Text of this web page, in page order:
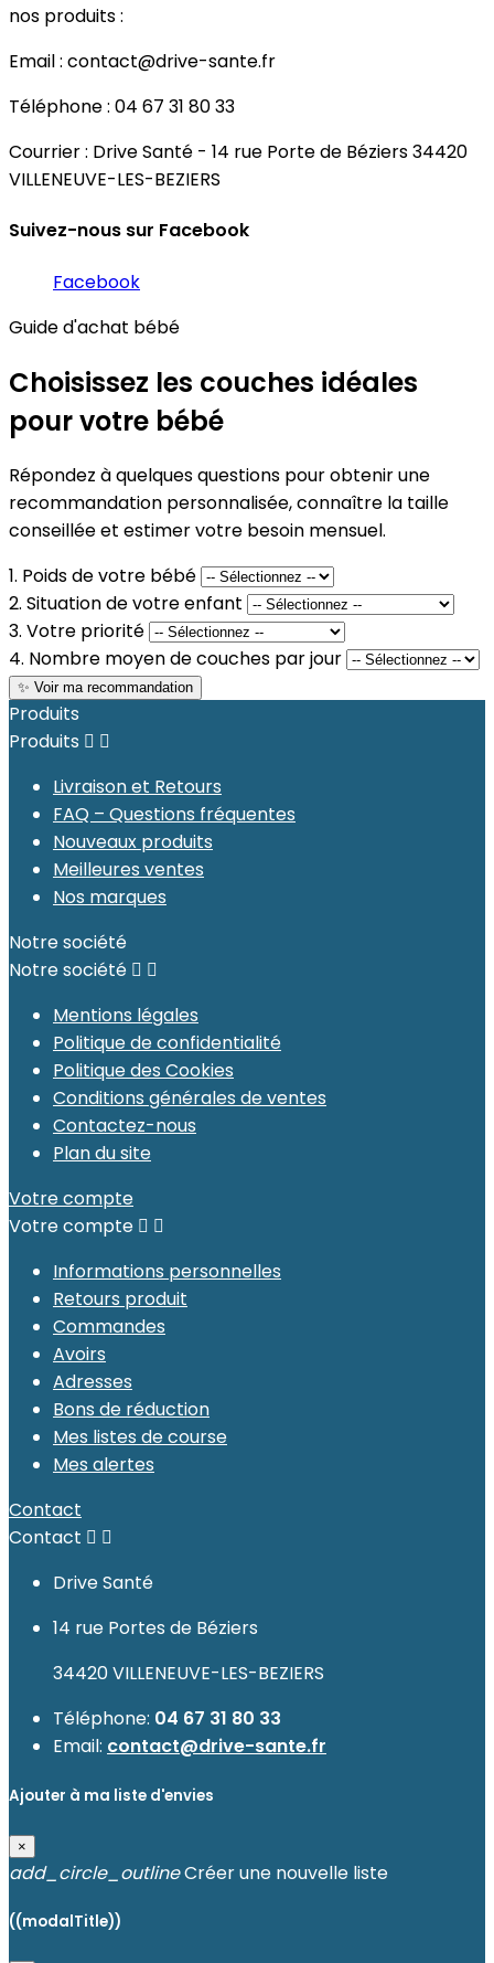
nos produits :
Email : contact@drive-sante.fr
Téléphone : 04 67 31 80 33
Courrier : Drive Santé - 14 rue Porte de Béziers 34420
VILLENEUVE-LES-BEZIERS
Suivez-nous sur Facebook
Facebook
Guide d'achat bébé
Choisissez les couches idéales
pour votre bébé
Répondez à quelques questions pour obtenir une
recommandation personnalisée, connaître la taille
conseillée et estimer votre besoin mensuel.
1. Poids de votre bébé
2. Situation de votre enfant
3. Votre priorité
4. Nombre moyen de couches par jour
✨ Voir ma recommandation
Produits
Produits  
Livraison et Retours
FAQ – Questions fréquentes
Nouveaux produits
Meilleures ventes
Nos marques
Notre société
Notre société  
Mentions légales
Politique de confidentialité
Politique des Cookies
Conditions générales de ventes
Contactez-nous
Plan du site
Votre compte
Votre compte  
Informations personnelles
Retours produit
Commandes
Avoirs
Adresses
Bons de réduction
Mes listes de course
Mes alertes
Contact
Contact  
Drive Santé
14 rue Portes de Béziers
34420 VILLENEUVE-LES-BEZIERS
Téléphone: 04 67 31 80 33
Email: contact@drive-sante.fr
Ajouter à ma liste d'envies
×
add_circle_outlineCréer une nouvelle liste
((modalTitle))